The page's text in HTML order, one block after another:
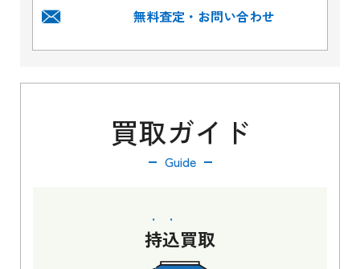
無料査定・お問い合わせ
買取ガイド
Guide
持込買取